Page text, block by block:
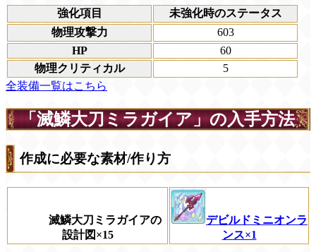
強化項目
未強化時のステータス
物理攻撃力
603
HP
60
物理クリティカル
5
全装備一覧はこちら
「滅鱗大刀ミラガイア」の入手方法
作成に必要な素材/作り方
滅鱗大刀ミラガイアの
設計図×15
デビルドミニオンラ
ンス×1